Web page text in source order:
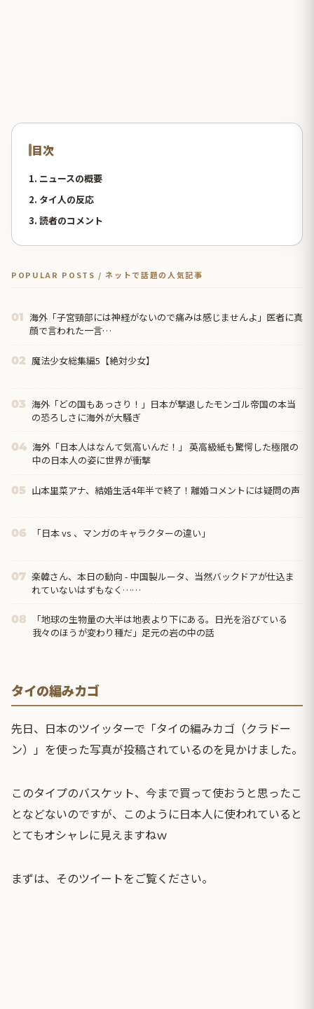
目次
1. ニュースの概要
2. タイ人の反応
3. 読者のコメント
POPULAR POSTS / ネットで話題の人気記事
01 海外「子宮頸部には神経がないので痛みは感じませんよ」医者に真
顔で言われた一言…
02 魔法少女総集編5【絶対少女】
03 海外「どの国もあっさり！」日本が撃退したモンゴル帝国の本当
の恐ろしさに海外が大騒ぎ
04 海外「日本人はなんて気高いんだ！」 英高級紙も驚愕した極限の
中の日本人の姿に世界が衝撃
05 山本里菜アナ、結婚生活4年半で終了！離婚コメントには疑問の声
06 「日本 vs 、マンガのキャラクターの違い」
07 楽韓さん、本日の動向 - 中国製ルータ、当然バックドアが仕込ま
れていないはずもなく……
08
「地球の生物量の大半は地表より下にある。日光を浴びている
我々のほうが変わり種だ」足元の岩の中の話
タイの編みカゴ
先日、日本のツイッターで「タイの編みカゴ（クラドー
ン）」を使った写真が投稿されているのを見かけました。
このタイプのバスケット、今まで買って使おうと思ったこ
となどないのですが、このように日本人に使われていると
とてもオシャレに見えますねｗ
まずは、そのツイートをご覧ください。